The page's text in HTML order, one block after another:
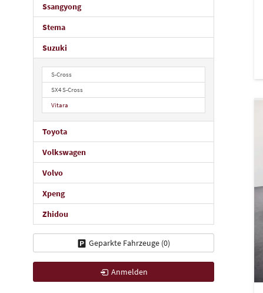
Ssangyong
Stema
Suzuki
S-Cross
SX4 S-Cross
Vitara
Toyota
Volkswagen
Volvo
Xpeng
Zhidou
Geparkte Fahrzeuge (0)
Anmelden